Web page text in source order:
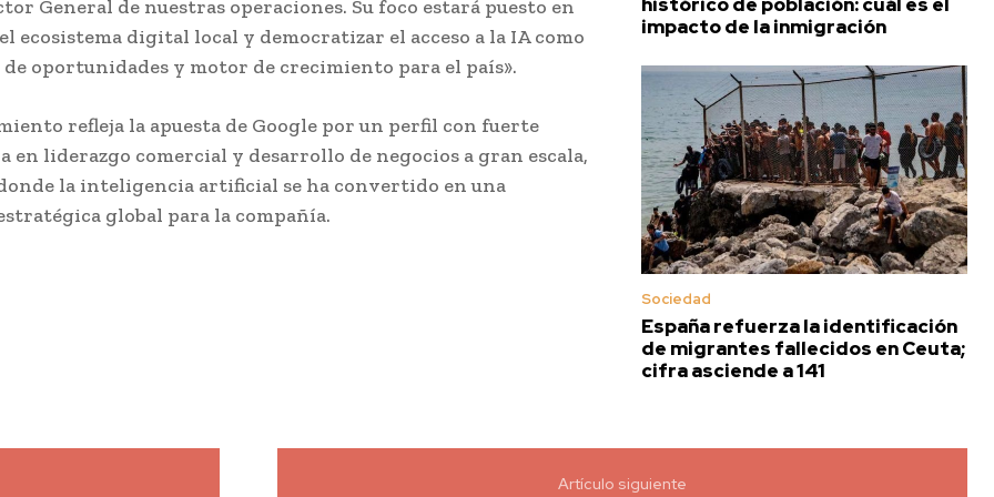
General de nuestras operaciones. Su foco estará puesto en
ecosistema digital local y democratizar el acceso a la IA como
oportunidades y motor de crecimiento para el país».
refleja la apuesta de Google por un perfil con fuerte
en liderazgo comercial y desarrollo de negocios a gran escala,
la inteligencia artificial se ha convertido en una
global para la compañía.
impacto de la inmigración
Sociedad
España refuerza la identificación
de migrantes fallecidos en Ceuta;
cifra asciende a 141
Artículo siguiente